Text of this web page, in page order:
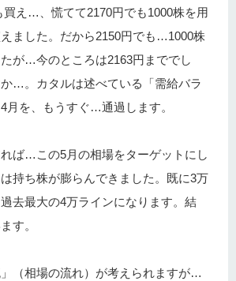
買え…、慌てて2170円でも1000株を用
ました。だから2150円でも…1000株
が…今のところは2163円まででし
…。カタルは述べている「需給バラ
月を、もうすぐ…通過します。
ば…この5月の相場をターゲットにし
持ち株が膨らんできました。既に3万
去最大の4万ラインになります。結
す。
（相場の流れ）が考えられますが…